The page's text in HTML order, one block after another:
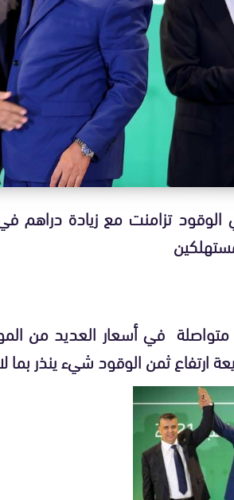
تزامنت مع زيادة دراهم
في أسعار العديد من
ارتفاع ثمن الوقود شيء ينذر بما